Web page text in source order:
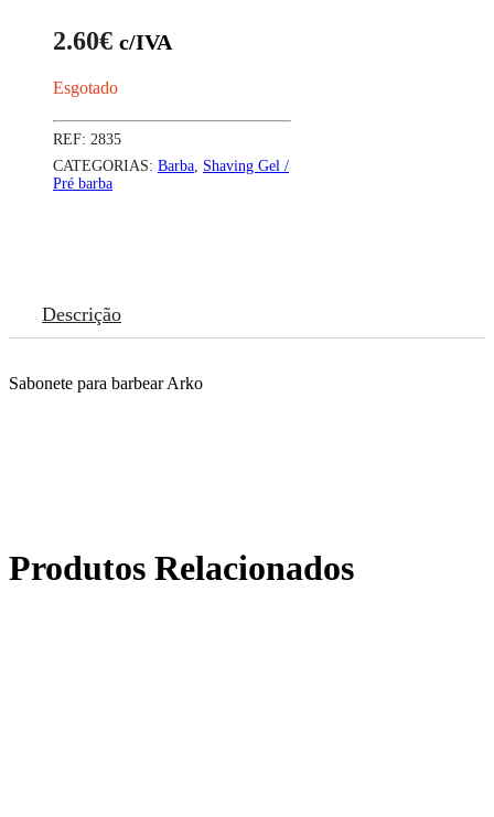
2.60€ c/IVA
Esgotado
REF: 2835
CATEGORIAS: Barba, Shaving Gel /
Pré barba
Descrição
Sabonete para barbear Arko
Produtos Relacionados